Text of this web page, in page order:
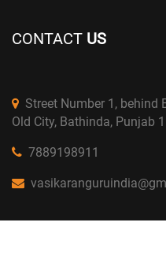
CONTACT US
Street Number 1, behind
Old City, Bathinda, Punjab
7889198911